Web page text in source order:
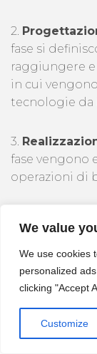
We value
We use cookies
personalized
clicking "Accept
Customize
2.
fase si
raggiungere
in cui
tecnologie da
3.
fase vengono
operazioni di
fase viene
ambientale
bonifica
siano stati